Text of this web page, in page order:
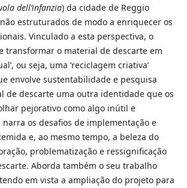
dell’infanzia) da cidade de Reggio
estruturados de modo a enriquecer os
Vinculado a esta perspectiva, o
transformar o material de descarte em
ou seja, uma ‘reciclagem criativa’
envolve sustentabilidade e pesquisa
de descarte uma outra identidade que os
pejorativo como algo inútil e
os desafios de implementação e
e, ao mesmo tempo, a beleza do
problematização e ressignificação
Aborda também o seu trabalho
em vista a ampliação do projeto para